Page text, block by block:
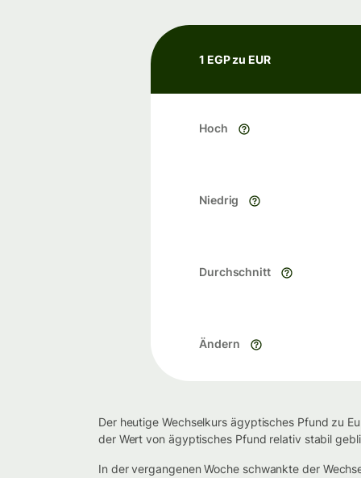
1 EGP zu EUR
Hoch
Niedrig
Durchschnitt
Ändern
Der heutige Wechselkurs ägyptisches Pfund zu
der Wert von ägyptisches Pfund relativ stabil
In der vergangenen Woche schwankte der